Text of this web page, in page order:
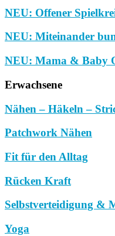
NEU: Offener
NEU: Miteinander
NEU: Mama & Baby
Erwachsene
Nähen – Häkeln –
Patchwork Nähen
Fit für den Alltag
Rücken Kraft
Selbstverteidigung &
Yoga